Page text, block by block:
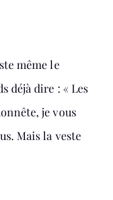
même le
déjà dire : « Les
je vous
Mais la veste